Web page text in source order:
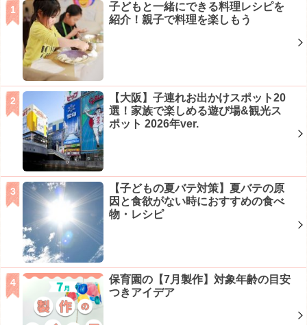
子どもと一緒にできる料理レシピを
紹介！親子で料理を楽しもう
【大阪】子連れお出かけスポット20
選！家族で楽しめる遊び場&観光ス
ポット 2026年ver.
【子どもの夏バテ対策】夏バテの原
因と食欲がない時におすすめの食べ
物・レシピ
保育園の【7月製作】対象年齢の目安
つきアイデア